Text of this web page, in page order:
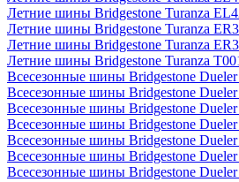
Летние шины Bridgestone Turanza
Летние шины Bridgestone Turanza
Летние шины Bridgestone Turanza
Летние шины Bridgestone Turanza
Всесезонные шины Bridgestone
Всесезонные шины Bridgestone
Всесезонные шины Bridgestone
Всесезонные шины Bridgestone
Всесезонные шины Bridgestone
Всесезонные шины Bridgestone
Всесезонные шины Bridgestone